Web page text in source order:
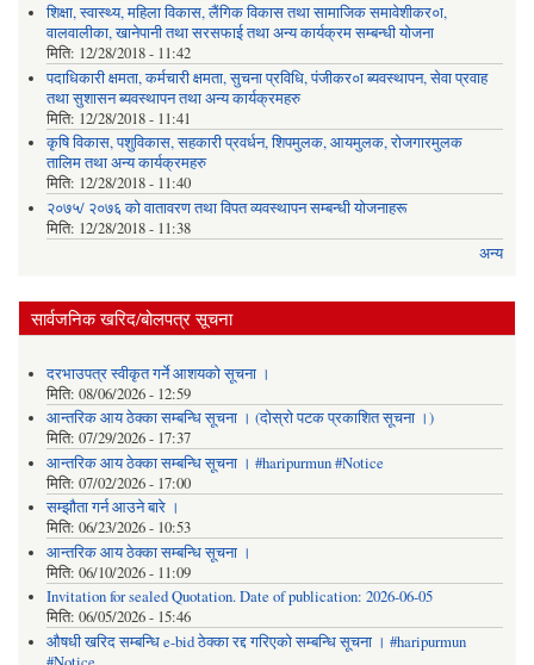
शिक्षा, स्वास्थ्य, महिला विकास, लैंगिक विकास तथा सामाजिक समावेशीकर०ा,
वालवालीका, खानेपानी तथा सरसफाई तथा अन्य कार्यक्रम सम्बन्धी योजना
मिति: 12/28/2018 - 11:42
पदाधिकारी क्षमता, कर्मचारी क्षमता, सुचना प्रविधि, पंजीकर०ा ब्यवस्थापन, सेवा प्रवाह
तथा सुशासन ब्यवस्थापन तथा अन्य कार्यक्रमहरु
मिति: 12/28/2018 - 11:41
कृषि विकास, पशुविकास, सहकारी प्रवर्धन, शिपमुलक, आयमुलक, रोजगारमुलक
तालिम तथा अन्य कार्यक्रमहरु
मिति: 12/28/2018 - 11:40
२०७५/ २०७६ को वातावरण तथा विपत व्यवस्थापन सम्बन्धी योजनाहरू
मिति: 12/28/2018 - 11:38
अन्य
सार्वजनिक खरिद/बोलपत्र सूचना
दरभाउपत्र स्वीकृत गर्ने आशयको सूचना ।
मिति: 08/06/2026 - 12:59
आन्तरिक आय ठेक्का सम्बन्धि सूचना । (दोस्रो पटक प्रकाशित सूचना ।)
मिति: 07/29/2026 - 17:37
आन्तरिक आय ठेक्का सम्बन्धि सूचना । #haripurmun #Notice
मिति: 07/02/2026 - 17:00
सम्झौता गर्न आउने बारे ।
मिति: 06/23/2026 - 10:53
आन्तरिक आय ठेक्का सम्बन्धि सूचना ।
मिति: 06/10/2026 - 11:09
Invitation for sealed Quotation. Date of publication: 2026-06-05
मिति: 06/05/2026 - 15:46
औषधी खरिद सम्बन्धि e-bid ठेक्का रद्द गरिएको सम्बन्धि सूचना । #haripurmun